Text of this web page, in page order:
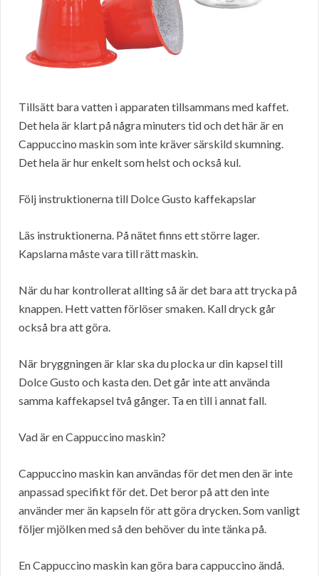
Tillsätt bara vatten i apparaten tillsammans med kaffet.
Det hela är klart på några minuters tid och det här är en
Cappuccino maskin som inte kräver särskild skumning.
Det hela är hur enkelt som helst och också kul.
Följ instruktionerna till Dolce Gusto kaffekapslar
Läs instruktionerna. På nätet finns ett större lager.
Kapslarna måste vara till rätt maskin.
När du har kontrollerat allting så är det bara att trycka på
knappen. Hett vatten förlöser smaken. Kall dryck går
också bra att göra.
När bryggningen är klar ska du plocka ur din kapsel till
Dolce Gusto och kasta den. Det går inte att använda
samma kaffekapsel två gånger. Ta en till i annat fall.
Vad är en Cappuccino maskin?
Cappuccino maskin kan användas för det men den är inte
anpassad specifikt för det. Det beror på att den inte
använder mer än kapseln för att göra drycken. Som vanligt
följer mjölken med så den behöver du inte tänka på.
En Cappuccino maskin kan göra bara cappuccino ändå.